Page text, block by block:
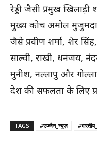
रेड्डी जैसी प्रमुख
मुख्य कोच अमोल
जैसे प्रवीण शर्मा, शेर
साल्वी, राखी, धनंजय,
मुनीश, नल्लापु और
देश की सफलता के लिए
TAGS #उज्जैन_न्यूज़